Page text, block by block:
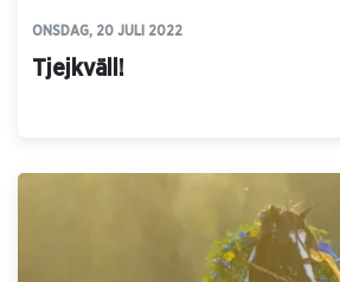
ONSDAG, 20 JULI 2022
Tjejkväll!